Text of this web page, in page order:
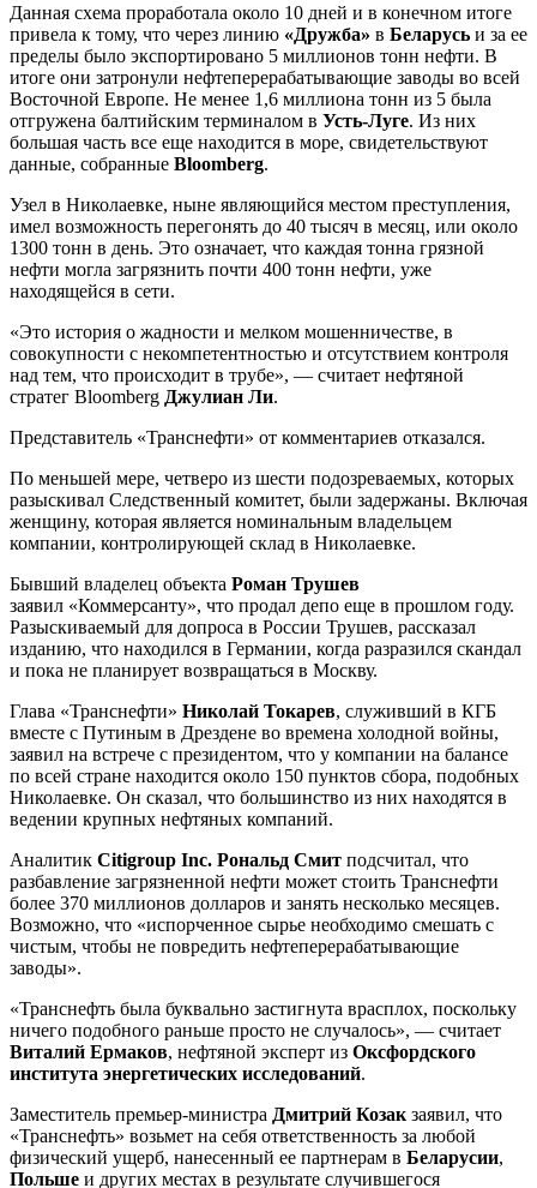
Данная схема проработала около 10 дней и в конечном итоге
привела к тому, что через линию «Дружба» в Беларусь и за ее
пределы было экспортировано 5 миллионов тонн нефти. В
итоге они затронули нефтеперерабатывающие заводы во всей
Восточной Европе. Не менее 1,6 миллиона тонн из 5 была
отгружена балтийским терминалом в Усть-Луге. Из них
большая часть все еще находится в море, свидетельствуют
данные, собранные Bloomberg.
Узел в Николаевке, ныне являющийся местом преступления,
имел возможность перегонять до 40 тысяч в месяц, или около
1300 тонн в день. Это означает, что каждая тонна грязной
нефти могла загрязнить почти 400 тонн нефти, уже
находящейся в сети.
«Это история о жадности и мелком мошенничестве, в
совокупности с некомпетентностью и отсутствием контроля
над тем, что происходит в трубе», — считает нефтяной
стратег Bloomberg Джулиан Ли.
Представитель «Транснефти» от комментариев отказался.
По меньшей мере, четверо из шести подозреваемых, которых
разыскивал Следственный комитет, были задержаны. Включая
женщину, которая является номинальным владельцем
компании, контролирующей склад в Николаевке.
Бывший владелец объекта Роман Трушев
заявил «Коммерсанту», что продал депо еще в прошлом году.
Разыскиваемый для допроса в России Трушев, рассказал
изданию, что находился в Германии, когда разразился скандал
и пока не планирует возвращаться в Москву.
Глава «Транснефти» Николай Токарев, служивший в КГБ
вместе с Путиным в Дрездене во времена холодной войны,
заявил на встрече с президентом, что у компании на балансе
по всей стране находится около 150 пунктов сбора, подобных
Николаевке. Он сказал, что большинство из них находятся в
ведении крупных нефтяных компаний.
Аналитик Citigroup Inc. Рональд Смит подсчитал, что
разбавление загрязненной нефти может стоить Транснефти
более 370 миллионов долларов и занять несколько месяцев.
Возможно, что «испорченное сырье необходимо смешать с
чистым, чтобы не повредить нефтеперерабатывающие
заводы».
«Транснефть была буквально застигнута врасплох, поскольку
ничего подобного раньше просто не случалось», — считает
Виталий Ермаков, нефтяной эксперт из Оксфордского
института энергетических исследований.
Заместитель премьер-министра Дмитрий Козак заявил, что
«Транснефть» возьмет на себя ответственность за любой
физический ущерб, нанесенный ее партнерам в Беларусии,
Польше и других местах в результате случившегося